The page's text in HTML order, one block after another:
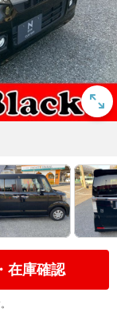
在庫確認